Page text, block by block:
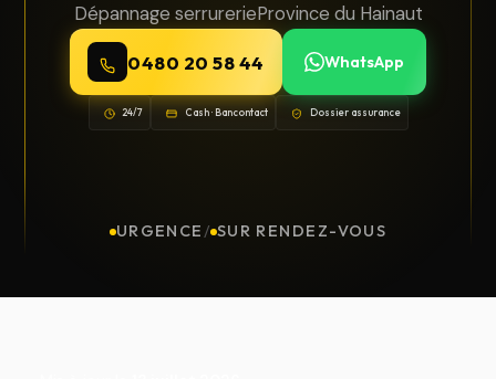
Dépannage serrurerieProvince du Hainaut
0480 20 58 44 WhatsApp
24/7 Cash · Bancontact Dossier assurance
URGENCE / SUR RENDEZ-VOUS